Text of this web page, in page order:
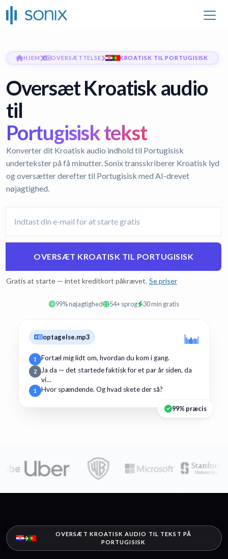
HJEM OVERSÆTTELSE KROATISK TIL PORTUGISISK
Oversæt Kroatisk audio
til
Portugisisk tekst
Konverter dit Kroatisk audio indhold til Portugisisk
undertekster på få minutter. Sonix transskriberer Kroatisk lyd
og oversætter derefter til Portugisisk med AI-drevet
nøjagtighed.
OVERSÆT KROATISK TIL PORTUGISISK
Gratis at starte — intet kreditkort påkrævet. Se priser
99% nøjagtighed 54+ sprog 30 min gratis
optagelse.mp3
1 Fortæl mig lidt om, hvordan du kom i gang.
2
Ja da — det startede faktisk for et par år siden, da
vi…
1 Hvor spændende. Og hvad skete der så?
99% præcis
OVERSÆT KROATISK AUDIO TIL TEKST PÅ
PORTUGISISK